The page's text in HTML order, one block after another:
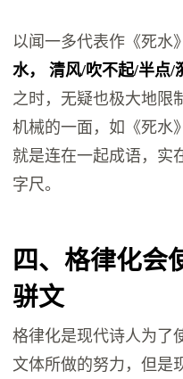
以闻一多代表作《死水
水， 清风/吹不起/半点/
之时，无疑也极大地限
机械的一面，如《死水
就是连在一起成语，实
字尺。
四、格律化会
骈文
格律化是现代诗人为了
文体所做的努力，但是